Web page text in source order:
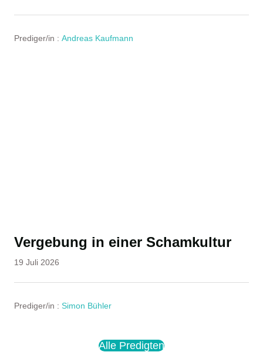
Prediger/in : Andreas Kaufmann
Vergebung in einer Schamkultur
19 Juli 2026
Prediger/in : Simon Bühler
Alle Predigten